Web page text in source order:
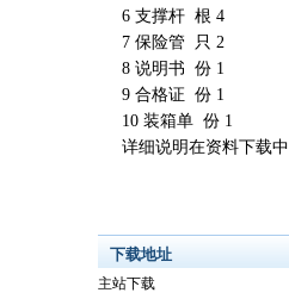
6 支撑杆 根 4
7 保险管 只 2
8 说明书 份 1
9 合格证 份 1
10 装箱单 份 1
详细说明在资料下载中
下载地址
主站下载